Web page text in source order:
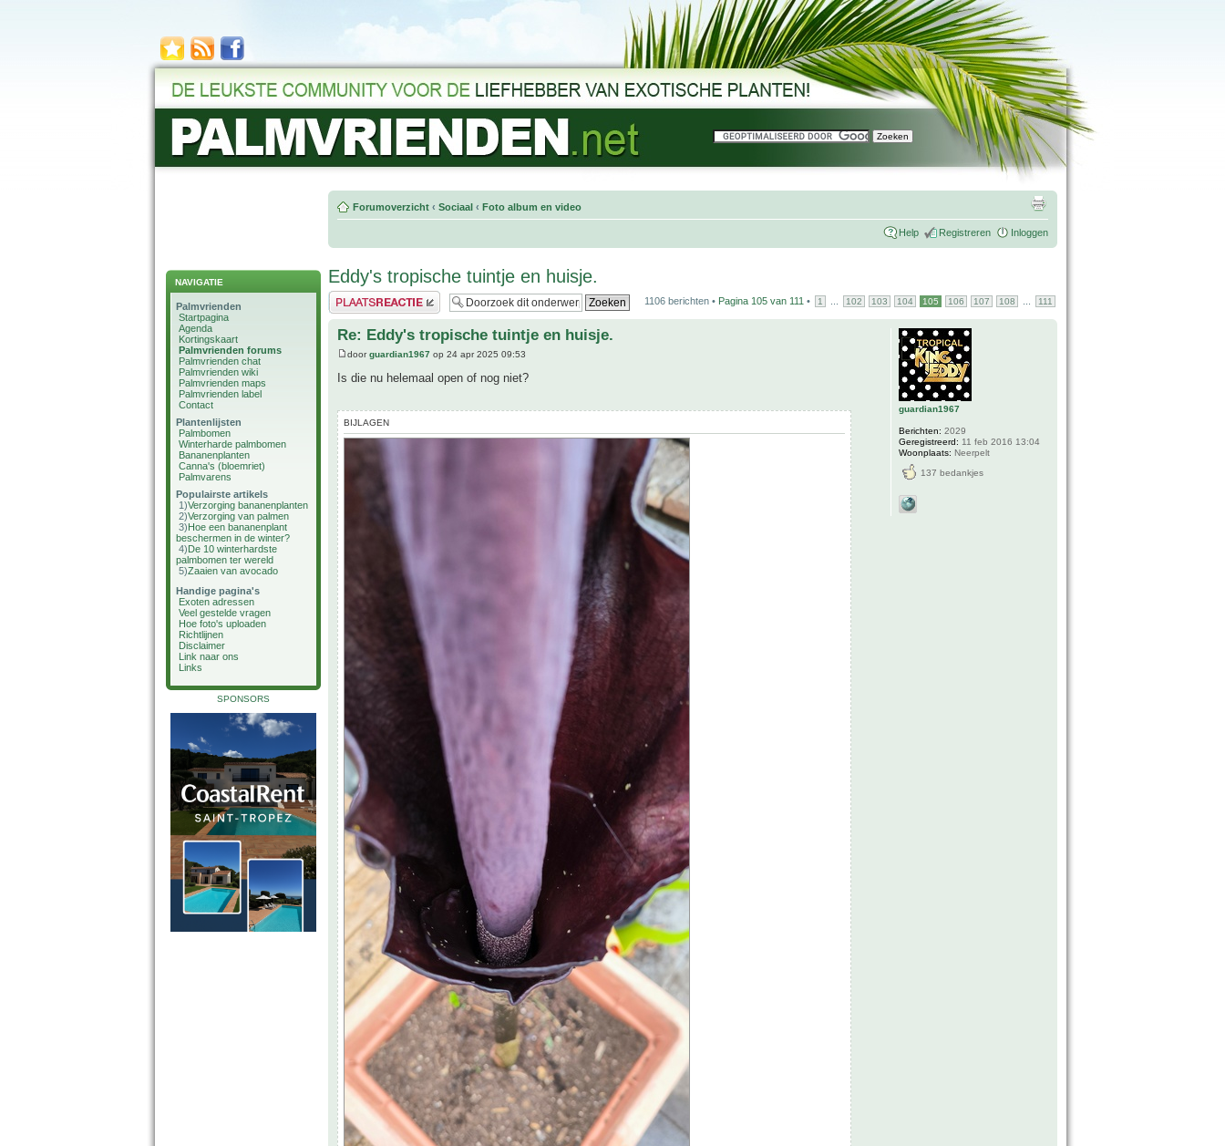
NAVIGATIE
Palmvrienden
Startpagina
Agenda
Kortingskaart
Palmvrienden forums
Palmvrienden chat
Palmvrienden wiki
Palmvrienden maps
Palmvrienden label
Contact
Plantenlijsten
Palmbomen
Winterharde palmbomen
Bananenplanten
Canna's (bloemriet)
Palmvarens
Populairste artikels
1)Verzorging bananenplanten
2)Verzorging van palmen
3)Hoe een bananenplant
beschermen in de winter?
4)De 10 winterhardste
palmbomen ter wereld
5)Zaaien van avocado
Handige pagina's
Exoten adressen
Veel gestelde vragen
Hoe foto's uploaden
Richtlijnen
Disclaimer
Link naar ons
Links
SPONSORS
Forumoverzicht ‹ Sociaal ‹ Foto album en video
Help Registreren Inloggen
Eddy's tropische tuintje en huisje.
Plaats een reactie 1106 berichten • Pagina 105 van 111 • 1 102 103 104 105 106 107 108 111
Re: Eddy's tropische tuintje en huisje.
doorguardian1967 op 24 apr 2025 09:53
Is die nu helemaal open of nog niet?
BIJLAGEN
guardian1967
Berichten: 2029
Geregistreerd: 11 feb 2016 13:04
Woonplaats: Neerpelt
137 bedankjes